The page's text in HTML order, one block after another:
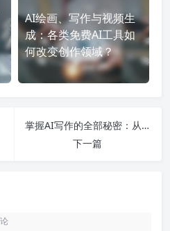
AI绘画、写作与视频生
成：各类免费AI工具如
何改变创作领域？
掌握AI写作的全部秘密：从智能助手到免费的写作神器，你只需一键生成精彩内容！
下一篇